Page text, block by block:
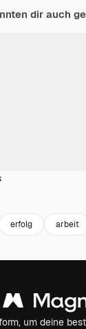
dir auch
erfolg arbeit
um deine